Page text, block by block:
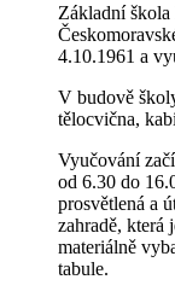
Základní škola
4.10.1961 a
V budově
tělocvična,
Vyučování
od 6.30 do
prosvětlená a
zahradě, která
materiálně
tabule.